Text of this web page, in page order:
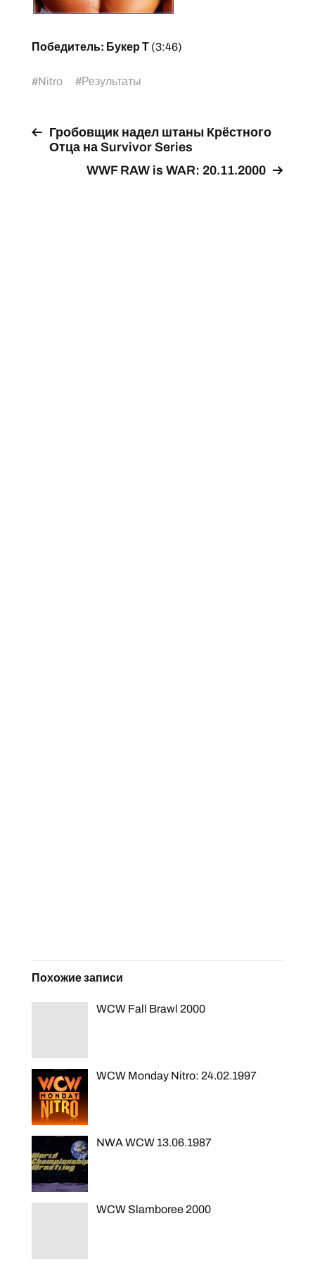
Победитель: Букер Т(3:46)
#Nitro #Результаты
Гробовщик надел штаны Крёстного
Отца на Survivor Series
WWF RAW is WAR: 20.11.2000
Похожие записи
WCW Fall Brawl 2000
WCW Monday Nitro: 24.02.1997
NWA WCW 13.06.1987
WCW Slamboree 2000